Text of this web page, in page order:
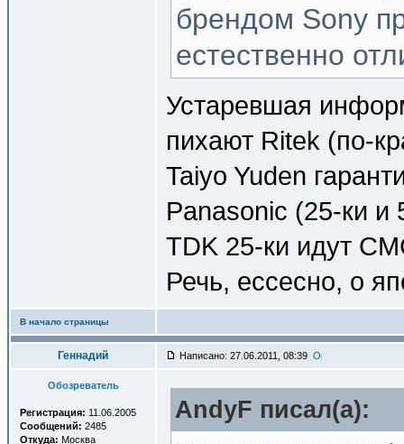
брендом Sony
естественно
Устаревшая
пихают Ritek (по-
Taiyo Yuden
Panasonic (25-ки и
TDK 25-ки идут
Речь, ессесно, о
В начало страницы
Геннадий Написано: 27.06.2011, 08:39
Обозреватель
Регистрация: 11.06.2005
Сообщений: 2485
Откуда: Москва
AndyF писал(a):